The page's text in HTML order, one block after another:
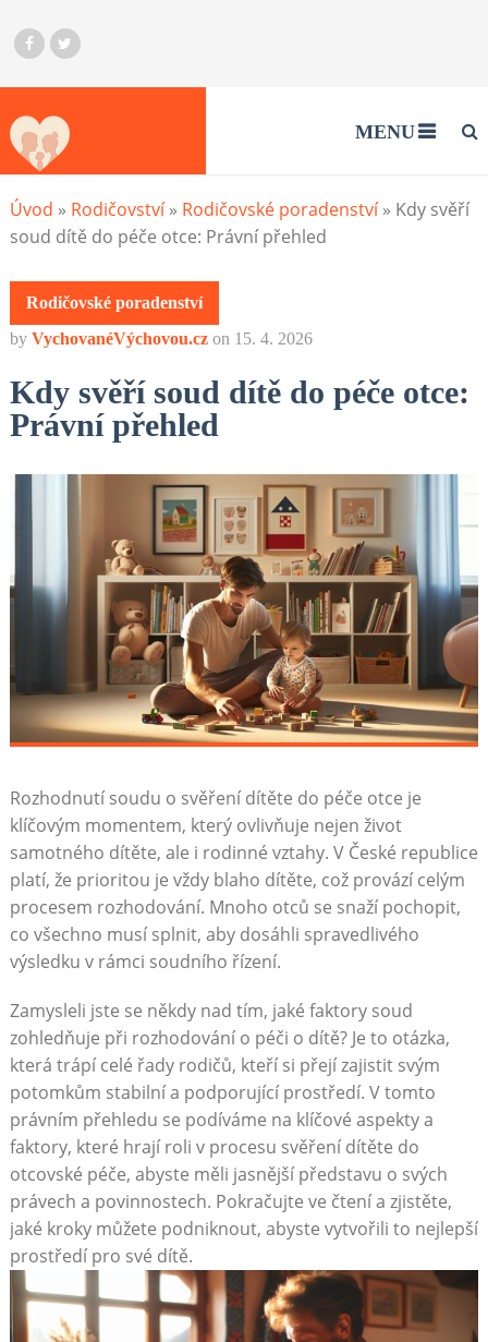
MENU
Úvod » Rodičovství» Rodičovské poradenství» Kdy svěří
soud dítě do péče otce: Právní přehled
Rodičovské poradenství
by VychovanéVýchovou.cz on 15. 4. 2026
Kdy svěří soud dítě do péče otce:
Právní přehled
Rozhodnutí soudu o svěření dítěte do péče otce je
klíčovým momentem, který ovlivňuje nejen život
samotného dítěte, ale i rodinné vztahy. V České republice
platí, že prioritou je vždy blaho dítěte, což provází celým
procesem rozhodování. Mnoho otců se snaží pochopit,
co všechno musí splnit, aby dosáhli spravedlivého
výsledku v rámci soudního řízení.
Zamysleli jste se někdy nad tím, jaké faktory soud
zohledňuje při rozhodování o péči o dítě? Je to otázka,
která trápí celé řady rodičů, kteří si přejí zajistit svým
potomkům stabilní a podporující prostředí. V tomto
právním přehledu se podíváme na klíčové aspekty a
faktory, které hrají roli v procesu svěření dítěte do
otcovské péče, abyste měli jasnější představu o svých
právech a povinnostech. Pokračujte ve čtení a zjistěte,
jaké kroky můžete podniknout, abyste vytvořili to nejlepší
prostředí pro své dítě.